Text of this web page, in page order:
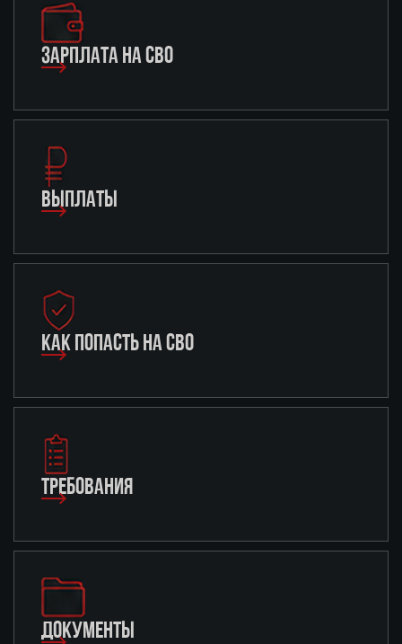
ЗАРПЛАТА НА СВО
ВЫПЛАТЫ
КАК ПОПАСТЬ НА СВО
ТРЕБОВАНИЯ
ДОКУМЕНТЫ